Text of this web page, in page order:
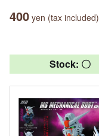
400 yen (tax included)
Stock: 〇